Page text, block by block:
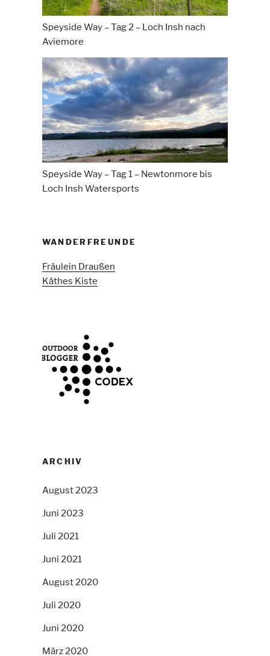
Speyside Way – Tag 2 – Loch Insh nach
Aviemore
Speyside Way – Tag 1 – Newtonmore bis
Loch Insh Watersports
WANDERFREUNDE
Fräulein Draußen
Käthes Kiste
ARCHIV
August 2023
Juni 2023
Juli 2021
Juni 2021
August 2020
Juli 2020
Juni 2020
März 2020